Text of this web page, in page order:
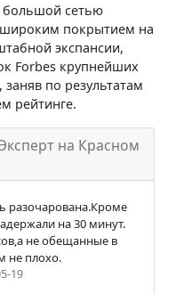
большой сетью
покрытием на
экспансии,
Forbes крупнейших
по результатам
рейтинге.
на Красном
разочарована.Кроме
на 30 минут.
не обещанные в
не плохо.
19